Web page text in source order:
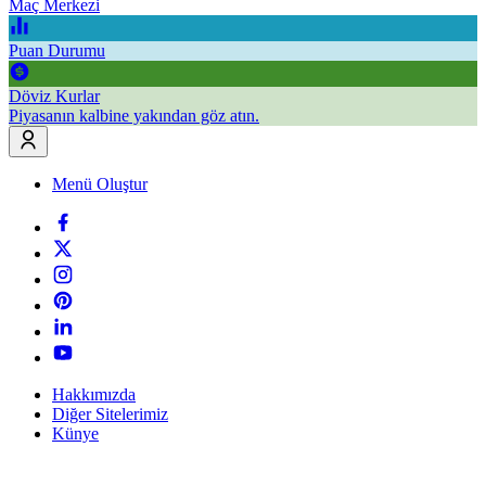
Maç Merkezi
Puan Durumu
Döviz Kurlar
Piyasanın kalbine yakından göz atın.
Menü Oluştur
Hakkımızda
Diğer Sitelerimiz
Künye